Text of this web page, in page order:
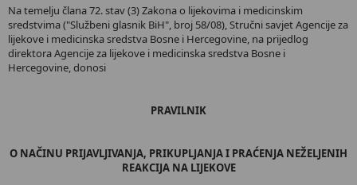
Na temelju člana 72. stav (3) Zakona o lijekovima i medicinskim
sredstvima ("Službeni glasnik BiH", broj 58/08), Stručni savjet Agencije za
lijekove i medicinska sredstva Bosne i Hercegovine, na prijedlog
direktora Agencije za lijekove i medicinska sredstva Bosne i
Hercegovine, donosi
PRAVILNIK
O NAČINU PRIJAVLJIVANJA, PRIKUPLJANJA I PRAĆENJA NEŽELJENIH
REAKCIJA NA LIJEKOVE